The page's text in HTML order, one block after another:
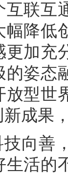
互联互
幅降低
更加充
的姿态
放型世
成果
向善
生活的